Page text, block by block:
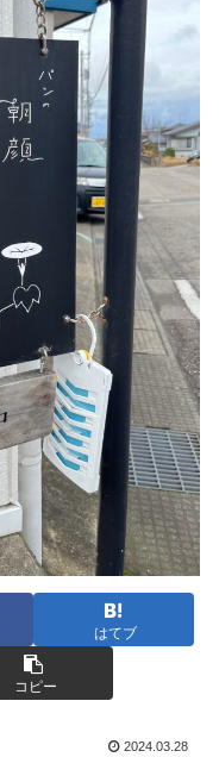
はてブ
コピー
2024.03.28